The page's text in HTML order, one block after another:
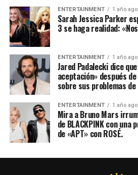
ENTERTAINMENT 1 año ago
Sarah Jessica Parker
3 se haga realidad:
ENTERTAINMENT 1 año ago
Jared Padalecki dice
aceptación» después
sobre sus problemas
ENTERTAINMENT 1 año ago
Mira a Bruno Mars
de BLACKPINK con
de «APT» con ROSÉ.